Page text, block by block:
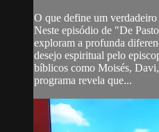
O que define um
Neste episódio de "De
exploram a profunda
desejo espiritual pelo
bíblicos como Moisés,
programa revela que...